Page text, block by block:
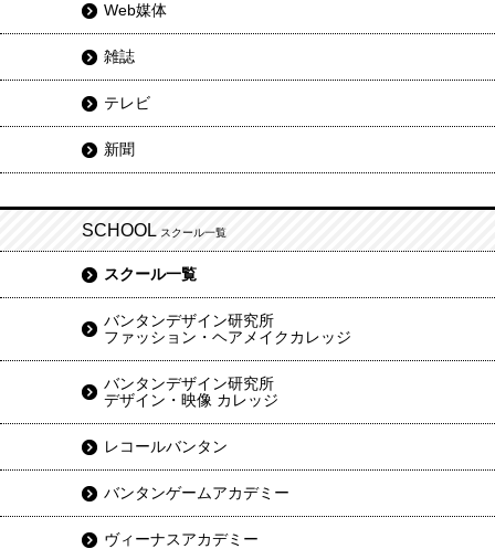
Web媒体
雑誌
テレビ
新聞
SCHOOL スクール一覧
スクール一覧
バンタンデザイン研究所
ファッション・ヘアメイクカレッジ
バンタンデザイン研究所
デザイン・映像 カレッジ
レコールバンタン
バンタンゲームアカデミー
ヴィーナスアカデミー